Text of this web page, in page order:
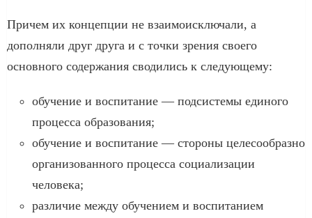
Причем их концепции не взаимоисключали, а
дополняли друг друга и с точки зрения своего
основного содержания сводились к следующему:
обучение и воспитание — подсистемы единого
процесса образования;
обучение и воспитание — стороны целесообразно
организованного процесса социализации
человека;
различие между обучением и воспитанием